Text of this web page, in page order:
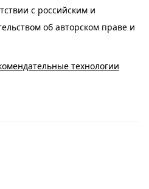
с российским и
об авторском праве и
технологии